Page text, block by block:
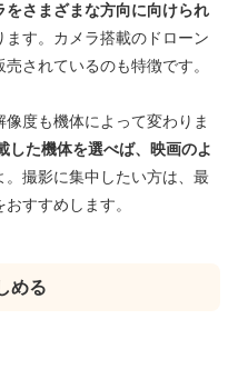
をさまざまな方向に向けられ
ます。カメラ搭載のドローン
されているのも特徴です。
度も機体によって変わりま
した機体を選べば、映画のよ
。撮影に集中したい方は、最
すすめします。
める